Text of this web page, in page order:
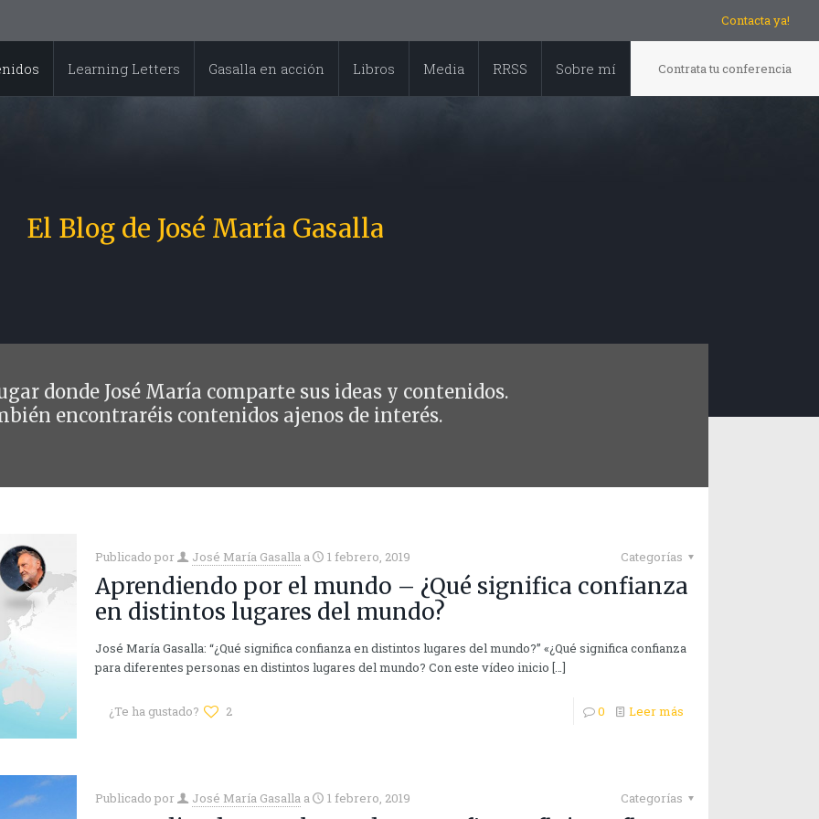
Contacta ya!
Learning Letters Gasalla en acción Libros Media RRSS Sobre mí Contrata tu conferencia
El Blog de José María Gasalla
donde José María comparte sus ideas y contenidos.
encontraréis contenidos ajenos de interés.
Publicado por José María Gasalla a 1 febrero, 2019 Categorías
Aprendiendo por el mundo – ¿Qué significa confianza
en distintos lugares del mundo?
José María Gasalla: “¿Qué significa confianza en distintos lugares del mundo?” «¿Qué significa confianza
para diferentes personas en distintos lugares del mundo? Con este vídeo inicio […]
¿Te ha gustado? 2 0 Leer más
Publicado por José María Gasalla a 1 febrero, 2019 Categorías